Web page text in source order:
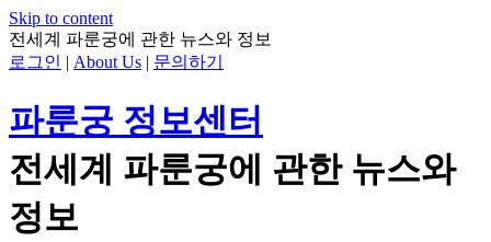
Skip to content
전세계 파룬궁에 관한 뉴스와 정보
로그인 | About Us | 문의하기
파룬궁 정보센터
전세계 파룬궁에 관한 뉴스와
정보